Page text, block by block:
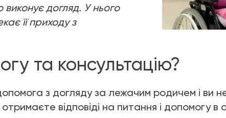
догляд. У нього
її приходу з
та консультацію?
з догляду за лежачим родичем і ви
відповіді на питання і допомогу в